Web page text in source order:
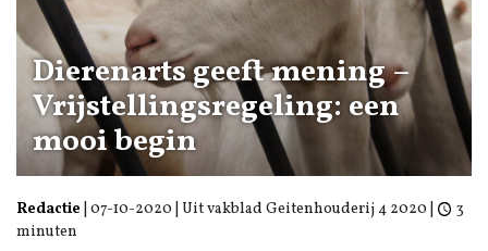
Dierenarts geeft mening –
Vrijstellingsregeling: een
mooi begin
Redactie 07-10-2020 | Uit vakblad Geitenhouderij 4 2020 |
3
minuten